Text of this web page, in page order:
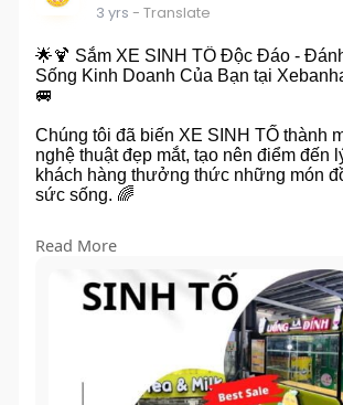
3 yrs - Translate
🌟🍹 Sắm XE SINH TỐ Độc Đáo -
Sống Kinh Doanh Của Bạn tại
🚐
Chúng tôi đã biến XE SINH TỐ thành
nghệ thuật đẹp mắt, tạo nên điểm đến
khách hàng thưởng thức những món
sức sống. 🌈
gia trong việc thiết kế và sản xuất xe
yêu cầu của khách hàng. Chúng tôi cam
✅ Chất lượng sản phẩm không giới
✅ Mẫu mã đa dạng và thiết kế độc đáo.
✅ Decal độc quyền tạo điểm nhấn
✅ Chế độ bảo hành lên đến 36 tháng,
Read More